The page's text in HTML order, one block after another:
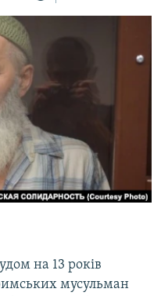
на 13 років
мусульман